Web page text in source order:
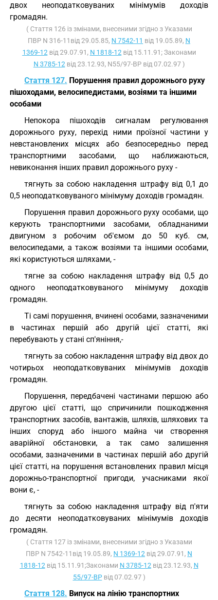
двох неоподатковуваних мінімумів доходів
громадян.
( Стаття 126 із змінами, внесеними згідно з Указами
ПВР N 316-11від 29.05.85, N 7542-11 від 19.05.89, N
1369-12 від 29.07.91, N 1818-12 від 15.11.91; Законами
N 3785-12 від 23.12.93, N55/97-ВР від 07.02.97 )
Стаття 127. Порушення правил дорожнього руху
пішоходами, велосипедистами, возіями та іншими
особами
Непокора пішоходів сигналам регулювання
дорожнього руху, перехід ними проїзної частини у
невстановлених місцях або безпосередньо перед
транспортними засобами, що наближаються,
невиконання інших правил дорожнього руху -
тягнуть за собою накладення штрафу від 0,1 до
0,5 неоподатковуваного мінімуму доходів громадян.
Порушення правил дорожнього руху особами, що
керують транспортними засобами, обладнаними
двигуном з робочим об'ємом до 50 куб. см,
велосипедами, а також возіями та іншими особами,
які користуються шляхами, -
тягне за собою накладення штрафу від 0,5 до
одного неоподатковуваного мінімуму доходів
громадян.
Ті самі порушення, вчинені особами, зазначеними
в частинах першій або другій цієї статті, які
перебувають у стані сп'яніння,-
тягнуть за собою накладення штрафу від двох до
чотирьох неоподатковуваних мінімумів доходів
громадян.
Порушення, передбачені частинами першою або
другою цієї статті, що спричинили пошкодження
транспортних засобів, вантажів, шляхів, шляхових та
інших споруд або іншого майна чи створення
аварійної обстановки, а так само залишення
особами, зазначеними в частинах першій або другій
цієї статті, на порушення встановлених правил місця
дорожньо-транспортної пригоди, учасниками якої
вони є, -
тягнуть за собою накладення штрафу від п'яти
до десяти неоподатковуваних мінімумів доходів
громадян.
( Стаття 127 із змінами, внесеними згідно з Указами
ПВР N 7542-11від 19.05.89, N 1369-12 від 29.07.91, N
1818-12 від 15.11.91;Законами N 3785-12 від 23.12.93, N
55/97-ВРвід 07.02.97 )
Стаття 128. Випуск на лінію транспортних